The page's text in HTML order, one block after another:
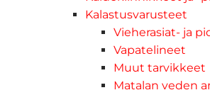
Kalastusvarusteet
Vieherasiat- ja
Vapatelineet
Muut tarvikkeet
Matalan veden